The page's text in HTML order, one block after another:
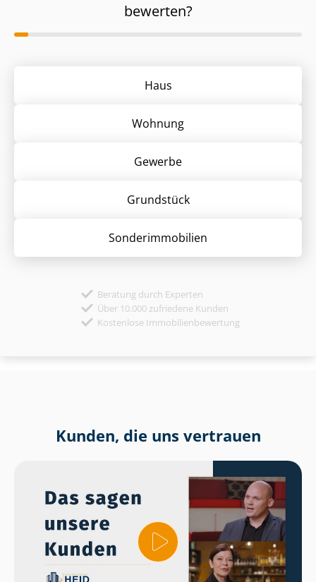
bewerten?
Haus
Wohnung
Gewerbe
Grund­stück
Sonder­immobilien
Beratung durch Experten
Über 10.000 zufriedene Kunden
Kostenlose Immobilienbewertung
Kunden, die uns vertrauen